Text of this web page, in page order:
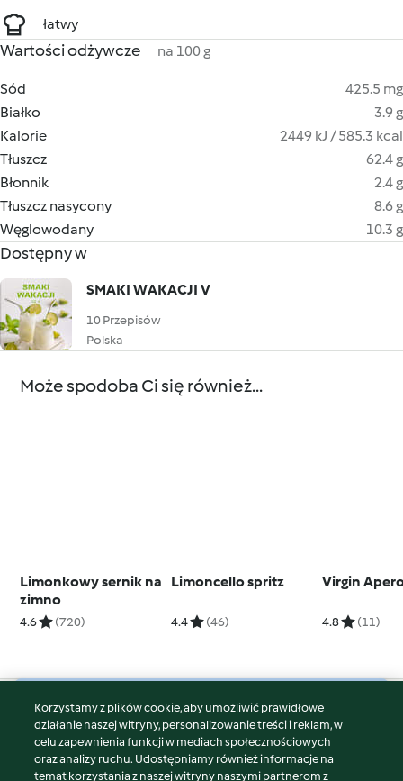
łatwy
Wartości odżywcze na 100 g
Sód
425.5 mg
Białko
3.9 g
Kalorie
2449 kJ / 585.3 kcal
Tłuszcz
62.4 g
Błonnik
2.4 g
Tłuszcz nasycony
8.6 g
Węglowodany
10.3 g
Dostępny w
SMAKI WAKACJI V
10 Przepisów
Polska
Może spodoba Ci się również...
Limonkowy sernik na
zimno
4.6 (720)
Limoncello spritz
4.4 (46)
Virgin
4.8 (11)
© Copyright 2026
Warunki korzystania
Polityka prywatności
Korzystamy z plików cookie, aby umożliwić prawidłowe
działanie naszej witryny, personalizowanie treści i reklam, w
celu zapewnienia funkcji w mediach społecznościowych
oraz analizy ruchu. Udostępniamy również informacje na
temat korzystania z naszej witryny naszymi partnerom z